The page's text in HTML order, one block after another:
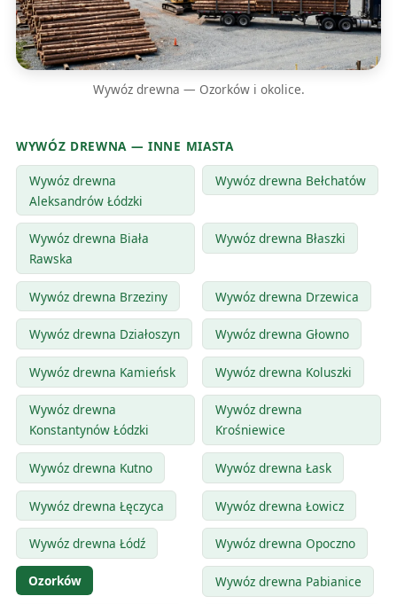
Wywóz drewna — Ozorków i okolice.
WYWÓZ DREWNA — INNE MIASTA
Wywóz drewna
Aleksandrów Łódzki
Wywóz drewna Bełchatów
Wywóz drewna Biała
Rawska
Wywóz drewna Błaszki
Wywóz drewna Brzeziny Wywóz drewna Drzewica
Wywóz drewna Działoszyn Wywóz drewna Głowno
Wywóz drewna Kamieńsk Wywóz drewna Koluszki
Wywóz drewna
Konstantynów Łódzki
Wywóz drewna
Krośniewice
Wywóz drewna Kutno Wywóz drewna Łask
Wywóz drewna Łęczyca Wywóz drewna Łowicz
Wywóz drewna Łódź Wywóz drewna Opoczno
Ozorków Wywóz drewna Pabianice